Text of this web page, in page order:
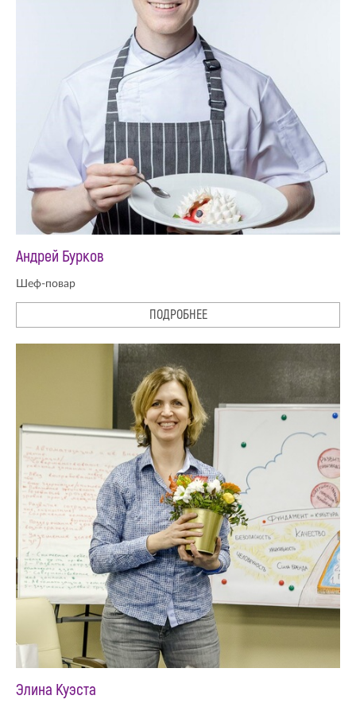
Андрей Бурков
Шеф-повар
ПОДРОБНЕЕ
Элина Куэста